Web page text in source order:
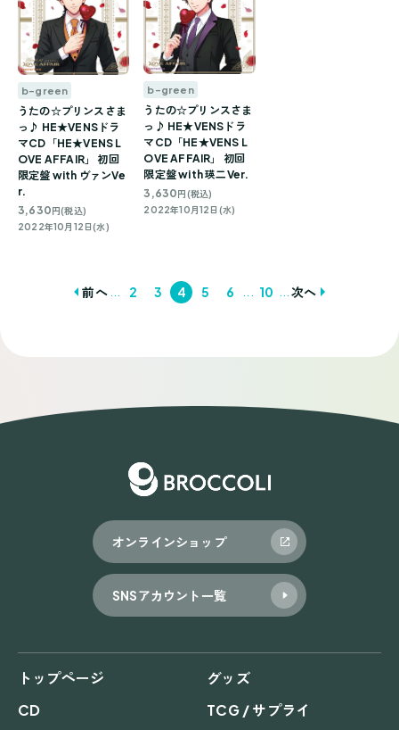
b-green
うたの☆プリンスさま
っ♪ HE★VENSドラ
マCD「HE★VENS L
OVE AFFAIR」 初回
限定盤 with ヴァンVe
r.
3,630円(税込)
2022年10月12日(水)
b-green
うたの☆プリンスさま
っ♪ HE★VENSドラ
マCD「HE★VENS L
OVE AFFAIR」 初回
限定盤 with 瑛二Ver.
3,630 円(税込)
2022年10月12日(水)
ゲ
前へ 2 3 4 5 6 10 次へ
オンラインショップ
SNSアカウント一覧
トップページ
グッズ
CD
TCG / サプライ